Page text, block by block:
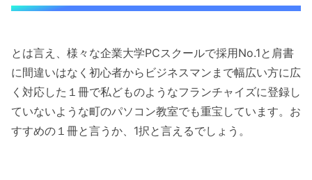
とは言え、様々な企業大学PCスクールで採用No.1と肩書
に間違いはなく初心者からビジネスマンまで幅広い方に広
く対応した１冊で私どものようなフランチャイズに登録し
ていないような町のパソコン教室でも重宝しています。お
すすめの１冊と言うか、1択と言えるでしょう。